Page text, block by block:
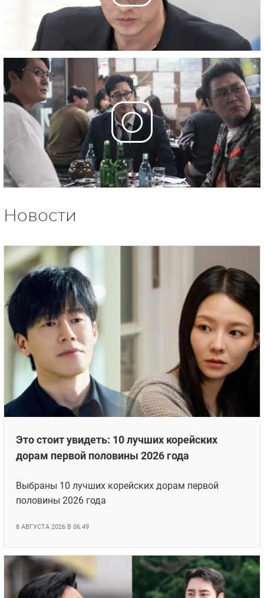
Новости
Это стоит увидеть: 10 лучших корейских
дорам первой половины 2026 года
Выбраны 10 лучших корейских дорам первой
половины 2026 года
8 АВГУСТА 2026 В 06:49